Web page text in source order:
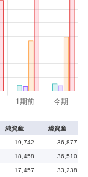
純資産 総資産
19,742 36,877
18,458 36,510
17,457 33,238